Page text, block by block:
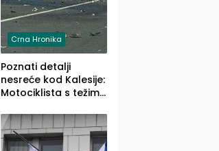
Crna Hronika
Poznati detalji
nesreće kod Kalesije:
Motociklista s težim,
lakšim povredama